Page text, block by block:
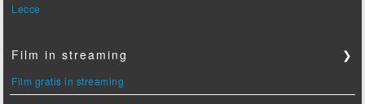
Lecce
Film in streaming ❯
Film gratis in streaming